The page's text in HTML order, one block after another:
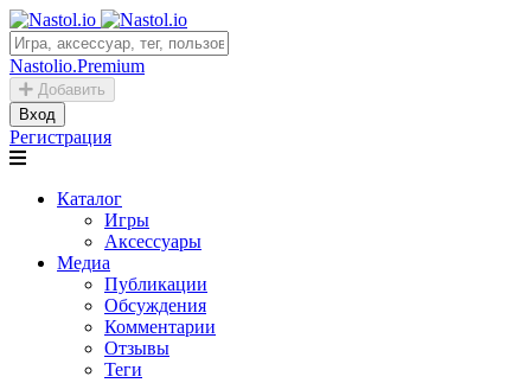
Nastolio.Premium
Добавить
Вход
Регистрация
Каталог
Игры
Аксессуары
Медиа
Публикации
Обсуждения
Комментарии
Отзывы
Теги